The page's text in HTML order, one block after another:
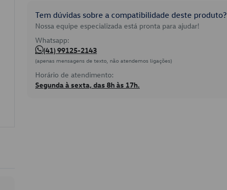
Tem dúvidas sobre a compatibilidade deste produto?
Nossa equipe especializada está pronta para ajudar!
Whatsapp:
(41) 99125-2143
(apenas mensagens de texto, não atendemos ligações)
Horário de atendimento:
Segunda à sexta, das 8h às 17h.